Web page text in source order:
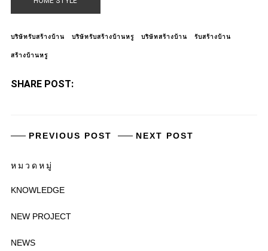
บริษัทรับสร้างบ้าน บริษัทรับสร้างบ้านหรู บริษัทสร้างบ้าน รับสร้างบ้าน
สร้างบ้านหรู
SHARE POST:
PREVIOUS POST NEXT POST
หมวดหมู่
KNOWLEDGE
NEW PROJECT
NEWS